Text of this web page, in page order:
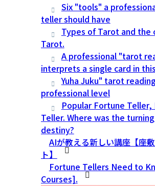
Six "tools" a
teller should have
Types of Tarot and the
Tarot.
A professional "tarot
interprets a single card in
Yuha Juku" tarot
professional level
Popular Fortune
Teller. Where was the
destiny?
AIが教える新しい講座【座
ト】
Fortune Tellers Need to
Courses].